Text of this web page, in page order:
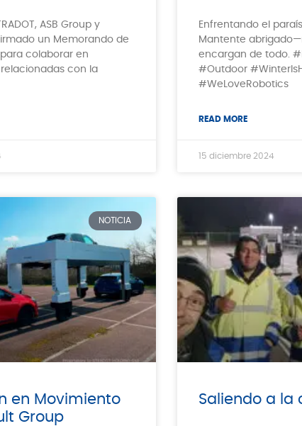
ASB Group y
un Memorando de
colaborar en
con la
Enfrentando el
Mantente
encargan de todo.
#Outdoor
#WeLoveRobotics
READ MORE
15 diciembre 2024
NOTICIA
en Movimiento
Group
Saliendo a la